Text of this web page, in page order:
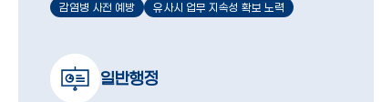
감염병 사전 예방 유사시 업무 지속성 확보 노력
일반행정